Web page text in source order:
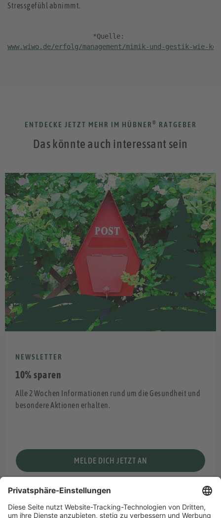
Stressgefühl abnimmt.
www.wiwo.de/erfolg/management/mimik-und-gestik-wie-
ENTDECKE JETZT MEHR IM HÜBNER ® RATGEBER
Das könnte auch interessant sein
NEWSLETTER
10% sparen
Alle 2 Wochen Informationen rund um die Gesundheit und
besondere Aktionen erhalten.
MELDE DICH JETZT AN